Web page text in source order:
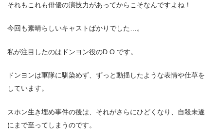
それもこれも俳優の演技力があってからこそなんですよね！
今回も素晴らしいキャストばかりでした…。
私が注目したのはドンヨン役のD.O.です。
ドンヨンは軍隊に馴染めず、ずっと動揺したような表情や仕草を
しています。
スホン生き埋め事件の後は、それがさらにひどくなり、自殺未遂
にまで至ってしまうのです。